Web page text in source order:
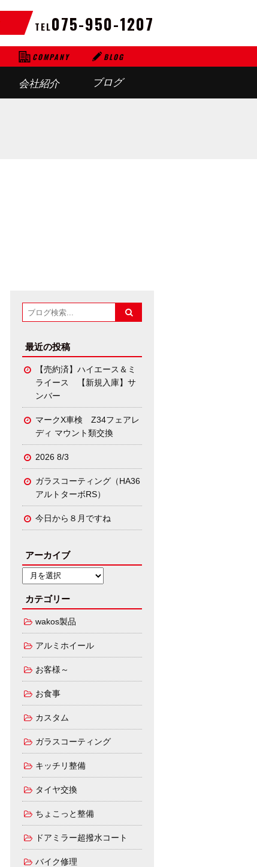
TEL075-950-1207
COMPANY
会社紹介
BLOG
ブログ
最近の投稿
【売約済】ハイエース＆ミ
ライース 【新規入庫】サ
ンバー
マークX車検 Z34フェアレ
ディ マウント類交換
2026 8/3
ガラスコーティング（HA36
アルトターボRS）
今日から８月ですね
アーカイブ
カテゴリー
wakos製品
アルミホイール
お客様～
お食事
カスタム
ガラスコーティング
キッチリ整備
タイヤ交換
ちょこっと整備
ドアミラー超撥水コート
バイク修理